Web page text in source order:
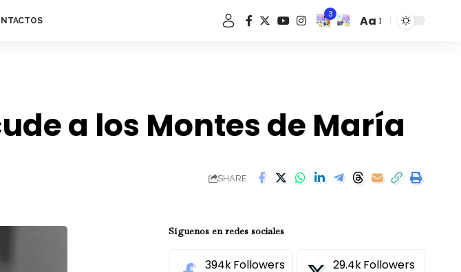
3
Font
Aa
a los Montes de María
SHARE
Síguenos en redes sociales
394kFollowers 29.4kFollowers